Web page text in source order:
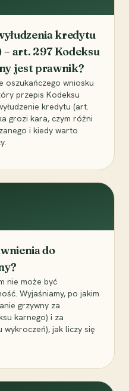
kredytu
art. 297 Kodeksu
jest prawnik?
oszukańczego wniosku
przepis Kodeksu
kredytu (art.
grozi kara, czym różni
i kiedy warto
do
nie może być
Wyjaśniamy, po jakim
grzywny za
karnego) i za
jak liczy się